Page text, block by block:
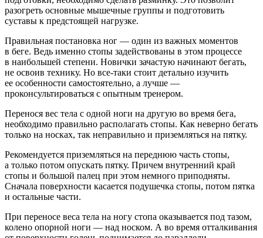
разогреть основные мышечные группы и подготовить
суставы к предстоящей нагрузке.
Правильная постановка ног — один из важных моментов
в беге. Ведь именно стопы задействованы в этом процессе
в наибольшей степени. Новички зачастую начинают бегать,
не освоив технику. Но все-таки стоит детально изучить
ее особенности самостоятельно, а лучше —
проконсультироваться с опытным тренером.
Перенося вес тела с одной ноги на другую во время бега,
необходимо правильно располагать стопы. Как неверно бегать
только на носках, так неправильно и приземляться на пятку.
Рекомендуется приземляться на переднюю часть стопы,
а только потом опускать пятку. Причем внутренний край
стопы и большой палец при этом немного приподняты.
Сначала поверхности касается подушечка стопы, потом пятка
и остальные части.
При переносе веса тела на ногу стопа оказывается под тазом,
колено опорной ноги — над носком. А во время отталкивания